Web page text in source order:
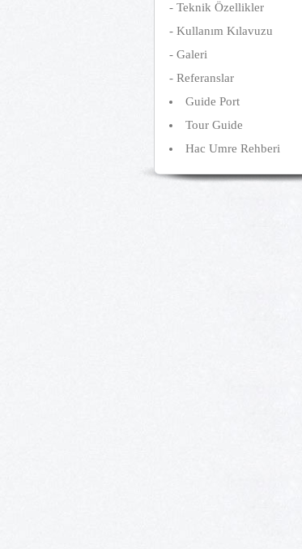
- Teknik Özellikler
- Kullanım Kılavuzu
- Galeri
- Referanslar
Guide Port
Tour Guide
Hac Umre Rehberi